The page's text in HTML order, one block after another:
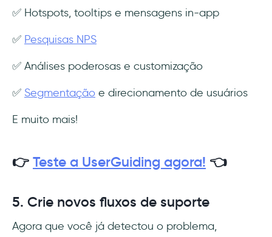
✅ Hotspots, tooltips e mensagens in-app
✅ Pesquisas NPS
✅ Análises poderosas e customização
✅ Segmentação e direcionamento de usuários
E muito mais!
👉 Teste a UserGuiding agora! 👈
5. Crie novos fluxos de suporte
Agora que você já detectou o problema,